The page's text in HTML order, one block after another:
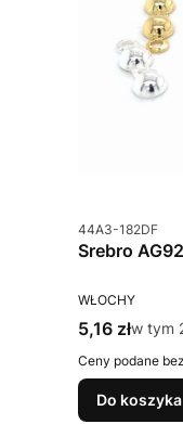
Kod produktu
44A3-182DF
Srebro
PRODUCENT
WŁOCHY
Cena brutto
5,16 złw tym
w tym
Ceny podane
Do koszyka